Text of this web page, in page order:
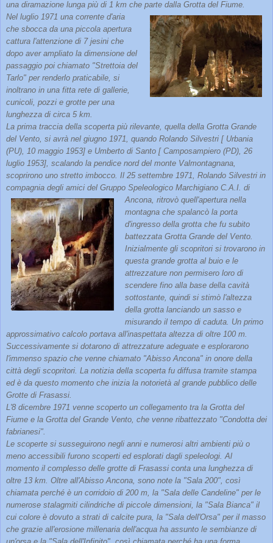
una diramazione lunga più di 1 km che parte dalla Grotta del Fiume.
Nel luglio 1971 una corrente d'aria
che sbocca da una piccola apertura
cattura l'attenzione di 7 jesini che
dopo aver ampliato la dimensione del
passaggio poi chiamato "Strettoia del
Tarlo" per renderlo praticabile, si
inoltrano in una fitta rete di gallerie,
cunicoli, pozzi e grotte per una
lunghezza di circa 5 km.
La prima traccia della scoperta più rilevante, quella della Grotta Grande
del Vento, si avrà nel giugno 1971, quando Rolando Silvestri [ Urbania
(PU), 10 maggio 1953] e Umberto di Santo [ Camposampiero (PD), 26
luglio 1953], scalando la pendice nord del monte Valmontagnana,
scoprirono uno stretto imbocco. Il 25 settembre 1971, Rolando Silvestri in
compagnia degli amici del Gruppo Speleologico Marchigiano C.A.I. di
Ancona, ritrovò quell'apertura nella
montagna che spalancò la porta
d'ingresso della grotta che fu subito
battezzata Grotta Grande del Vento.
Inizialmente gli scopritori si trovarono in
questa grande grotta al buio e le
attrezzature non permisero loro di
scendere fino alla base della cavità
sottostante, quindi si stimò l'altezza
della grotta lanciando un sasso e
misurando il tempo di caduta. Un primo
approssimativo calcolo portava all'inaspettata altezza di oltre 100 m.
Successivamente si dotarono di attrezzature adeguate e esplorarono
l'immenso spazio che venne chiamato "Abisso Ancona" in onore della
città degli scopritori. La notizia della scoperta fu diffusa tramite stampa
ed è da questo momento che inizia la notorietà al grande pubblico delle
Grotte di Frasassi.
L'8 dicembre 1971 venne scoperto un collegamento tra la Grotta del
Fiume e la Grotta del Grande Vento, che venne ribattezzato "Condotta dei
fabrianesi".
Le scoperte si susseguirono negli anni e numerosi altri ambienti più o
meno accessibili furono scoperti ed esplorati dagli speleologi. Al
momento il complesso delle grotte di Frasassi conta una lunghezza di
oltre 13 km. Oltre all'Abisso Ancona, sono note la "Sala 200", così
chiamata perché è un corridoio di 200 m, la "Sala delle Candeline" per le
numerose stalagmiti cilindriche di piccole dimensioni, la "Sala Bianca" il
cui colore è dovuto a strati di calcite pura, la "Sala dell'Orsa" per il masso
che grazie all'erosione millenaria dell'acqua ha assunto le sembianze di